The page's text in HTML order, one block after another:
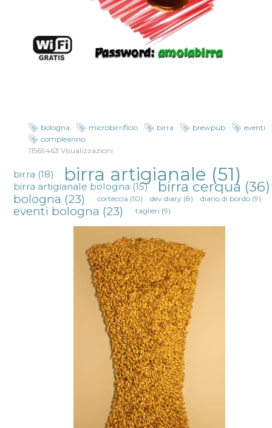
bologna microbirrificio birra brewpub
eventi
compleanno
11569463 Visualizzazioni
birra (18) birra artigianale (51)
birra artigianale bologna (15) birra cerqua (36)
bologna (23) corteccia (10) dev diary(8) diario di bordo(9)
eventi bologna (23) taglieri (9)